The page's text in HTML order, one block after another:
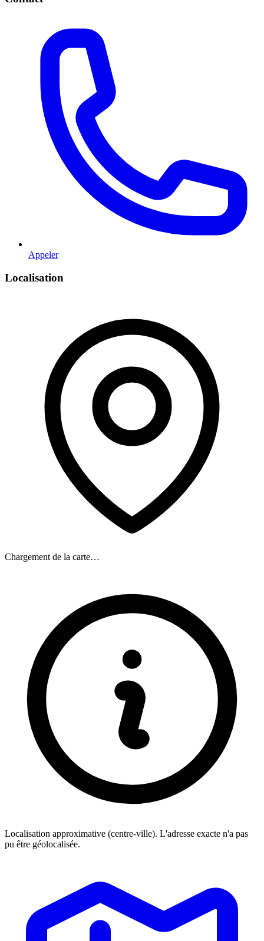
Appeler
Localisation
Chargement de la carte…
Localisation approximative (centre-ville). L'adresse exacte n'a pas
pu être géolocalisée.